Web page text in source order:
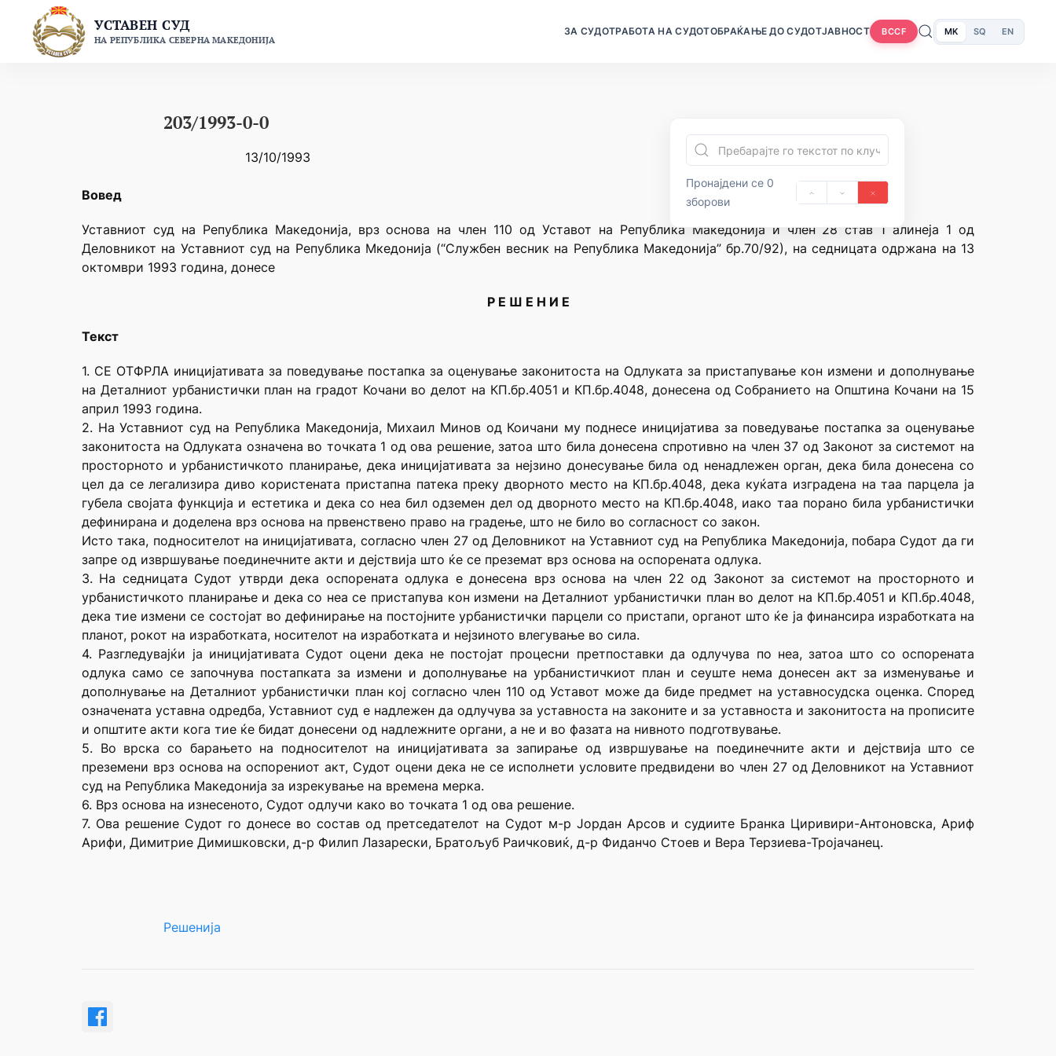
content
УСТАВЕН СУД
НА РЕПУБЛИКА СЕВЕРНА МАКЕДОНИЈА
ЗА СУДОТРАБОТА НА СУДОТОБРАЌАЊЕ ДО СУДОТЈАВНОСТ BCCF MK SQ EN
203/1993-0-0
13/10/1993
Пронајдени се 0
зборови
Вовед
Уставниот суд на Република Македонија, врз основа на член 110 од Уставот на Република Македонија и член 28 став 1 алинеја 1 од
Деловникот на Уставниот суд на Република Мкедонија (“Службен весник на Република Македонија” бр.70/92), на седницата одржана на 13
октомври 1993 година, донесе
Р Е Ш Е Н И Е
Текст
1. СЕ ОТФРЛА иницијативата за поведување постапка за оценување законитоста на Одлуката за пристапување кон измени и дополнување
на Деталниот урбанистички план на градот Кочани во делот на КП.бр.4051 и КП.бр.4048, донесена од Собранието на Општина Кочани на 15
април 1993 година.
2. На Уставниот суд на Република Македонија, Михаил Минов од Коичани му поднесе иницијатива за поведување постапка за оценување
законитоста на Одлуката означена во точката 1 од ова решение, затоа што била донесена спротивно на член 37 од Законот за системот на
просторното и урбанистичкото планирање, дека иницијативата за нејзино донесување била од ненадлежен орган, дека била донесена со
цел да се легализира диво користената пристапна патека преку дворното место на КП.бр.4048, дека куќата изградена на таа парцела ја
губела својата функција и естетика и дека со неа бил одземен дел од дворното место на КП.бр.4048, иако таа порано била урбанистички
дефинирана и доделена врз основа на првенствено право на градење, што не било во согласност со закон.
Исто така, подносителот на иницијативата, согласно член 27 од Деловникот на Уставниот суд на Република Македонија, побара Судот да ги
запре од извршување поединечните акти и дејствија што ќе се преземат врз основа на оспорената одлука.
3. На седницата Судот утврди дека оспорената одлука е донесена врз основа на член 22 од Законот за системот на просторното и
урбанистичкото планирање и дека со неа се пристапува кон измени на Деталниот урбанистички план во делот на КП.бр.4051 и КП.бр.4048,
дека тие измени се состојат во дефинирање на постојните урбанистички парцели со пристапи, органот што ќе ја финансира изработката на
планот, рокот на изработката, носителот на изработката и нејзиното влегување во сила.
4. Разгледувајќи ја иницијативата Судот оцени дека не постојат процесни претпоставки да одлучува по неа, затоа што со оспорената
одлука само се започнува постапката за измени и дополнување на урбанистичкиот план и сеуште нема донесен акт за изменување и
дополнување на Деталниот урбанистички план кој согласно член 110 од Уставот може да биде предмет на уставносудска оценка. Според
означената уставна одредба, Уставниот суд е надлежен да одлучува за уставноста на законите и за уставноста и законитоста на прописите
и општите акти кога тие ќе бидат донесени од надлежните органи, а не и во фазата на нивното подготвување.
5. Во врска со барањето на подносителот на иницијативата за запирање од извршување на поединечните акти и дејствија што се
преземени врз основа на оспорениот акт, Судот оцени дека не се исполнети условите предвидени во член 27 од Деловникот на Уставниот
суд на Република Македонија за изрекување на времена мерка.
6. Врз основа на изнесеното, Судот одлучи како во точката 1 од ова решение.
7. Ова решение Судот го донесе во состав од претседателот на Судот м-р Јордан Арсов и судиите Бранка Циривири-Антоновска, Ариф
Арифи, Димитрие Димишковски, д-р Филип Лазарески, Братољуб Раичковиќ, д-р Фиданчо Стоев и Вера Терзиева-Тројачанец.
Решенија